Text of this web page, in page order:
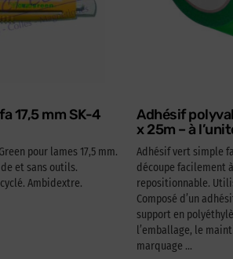
17,5 mm SK-4
pour lames 17,5 mm.
et sans outils.
Ambidextre.
Adhésif
x 25m – à
Adhésif vert simple
découpe facilement
repositionnable.
Composé d’un
support en
l’emballage, le
marquage …